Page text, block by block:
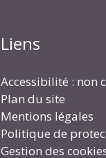
Liens
Accessibilité : non
Plan du site
Mentions légales
Politique de
Gestion des